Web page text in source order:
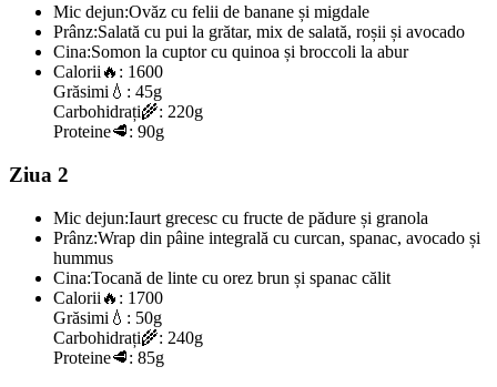
Mic dejun:Ovăz cu felii de banane și migdale
Prânz:Salată cu pui la grătar, mix de salată, roșii și avocado
Cina:Somon la cuptor cu quinoa și broccoli la abur
Calorii🔥: 1600
Grăsimi 💧: 45g
Carbohidrați🌾: 220g
Proteine🥩: 90g
Ziua 2
Mic dejun:Iaurt grecesc cu fructe de pădure și granola
Prânz:Wrap din pâine integrală cu curcan, spanac, avocado și
hummus
Cina:Tocană de linte cu orez brun și spanac călit
Calorii 🔥: 1700
Grăsimi 💧: 50g
Carbohidrați🌾: 240g
Proteine🥩: 85g